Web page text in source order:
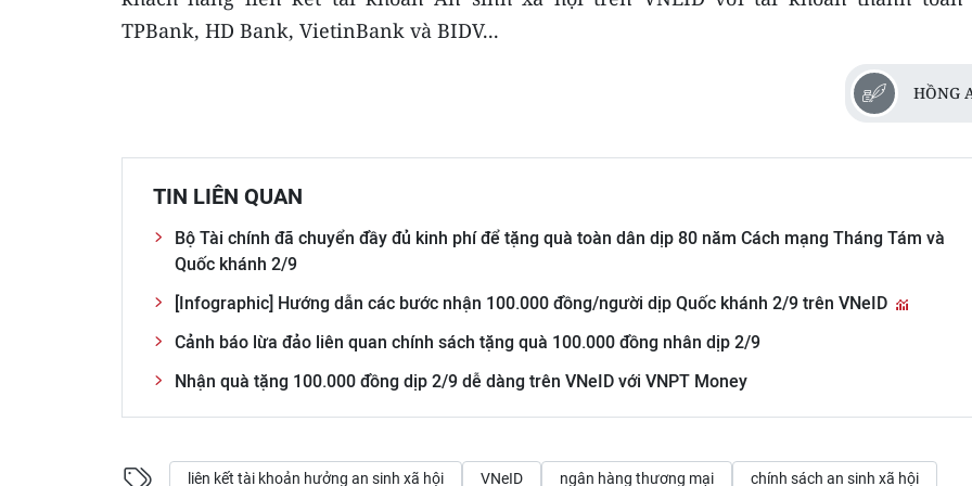
TPBank, HD Bank, VietinBank và BIDV...
HỒNG
TIN LIÊN QUAN
Bộ Tài chính đã chuyển đầy đủ kinh phí để tặng quà toàn dân dịp 80 năm Cách mạng Tháng Tám và
Quốc khánh 2/9
[Infographic] Hướng dẫn các bước nhận 100.000 đồng/người dịp Quốc khánh 2/9 trên VNeID
Cảnh báo lừa đảo liên quan chính sách tặng quà 100.000 đồng nhân dịp 2/9
Nhận quà tặng 100.000 đồng dịp 2/9 dễ dàng trên VNeID với VNPT Money
liên kết tài khoản hưởng an sinh xã hội VNeID ngân hàng thương mại chính sách an sinh xã hội